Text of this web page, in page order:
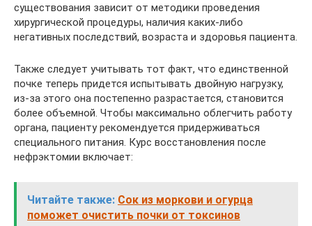
существования зависит от методики проведения
хирургической процедуры, наличия каких-либо
негативных последствий, возраста и здоровья пациента.
Также следует учитывать тот факт, что единственной
почке теперь придется испытывать двойную нагрузку,
из-за этого она постепенно разрастается, становится
более объемной. Чтобы максимально облегчить работу
органа, пациенту рекомендуется придерживаться
специального питания. Курс восстановления после
нефрэктомии включает:
Читайте также: Сок из моркови и огурца
поможет очистить почки от токсинов